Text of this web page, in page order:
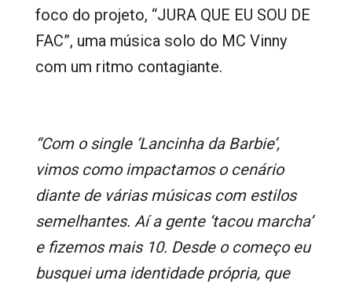
foco do projeto, “JURA QUE EU SOU DE
FAC”, uma música solo do MC Vinny
com um ritmo contagiante.
“Com o single ‘Lancinha da Barbie’,
vimos como impactamos o cenário
diante de várias músicas com estilos
semelhantes. Aí a gente ‘tacou marcha’
e fizemos mais 10. Desde o começo eu
busquei uma identidade própria, que